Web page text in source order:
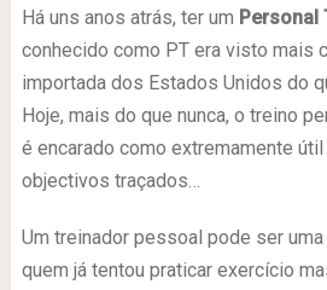
Há uns anos atrás, ter um Personal
conhecido como PT era visto mais
importada dos Estados Unidos do
Hoje, mais do que nunca, o treino
é encarado como extremamente útil
objectivos traçados…
Um treinador pessoal pode ser
quem já tentou praticar exercício